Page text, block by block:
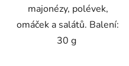
majonézy, polévek,
omáček a salátů. Balení:
30 g